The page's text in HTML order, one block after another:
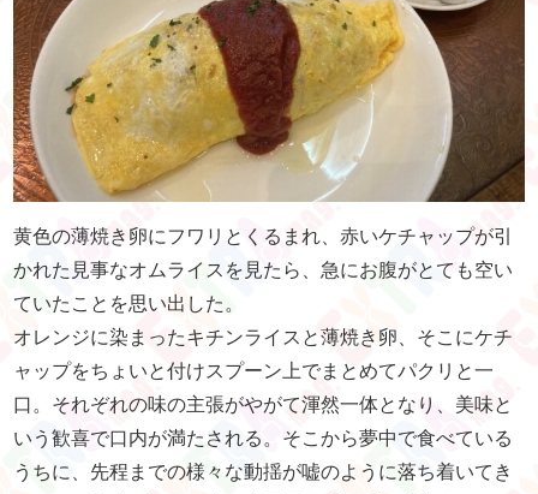
黄色の薄焼き卵にフワリとくるまれ、赤いケチャップが引
かれた見事なオムライスを見たら、急にお腹がとても空い
ていたことを思い出した。
オレンジに染まったキチンライスと薄焼き卵、そこにケチ
ャップをちょいと付けスプーン上でまとめてパクリと一
口。それぞれの味の主張がやがて渾然一体となり、美味と
いう歓喜で口内が満たされる。そこから夢中で食べている
うちに、先程までの様々な動揺が嘘のように落ち着いてき